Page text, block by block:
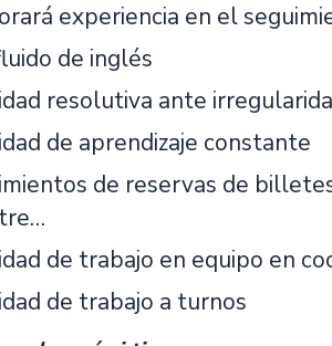
experiencia en el
de inglés
resolutiva ante
de aprendizaje constante
de reservas de
de trabajo en equipo en
de trabajo a turnos